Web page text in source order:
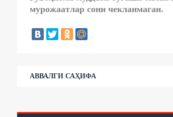
мурожаатлар сони чекланмаган.
АВВАЛГИ САҲИФА